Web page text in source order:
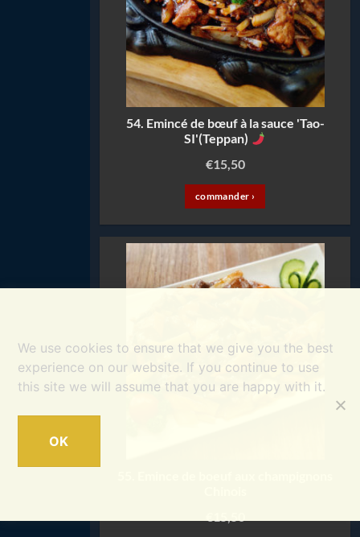
54. Emincé de bœuf à la sauce 'Tao-
SI'(Teppan)
€15,50
commander ›
We use cookies to ensure that we give you the best
experience on our website. If you continue to use
this site we will assume that you are happy with it.
OK